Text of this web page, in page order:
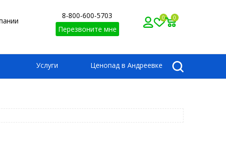
8-800-600-5703
Перезвоните мне
0 0
Услуги Ценопад в Андреевке